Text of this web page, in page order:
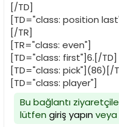
[/TD]
[TD="class: position
[/TR]
[TR="class: even"]
[TD="class: first"]6.[/TD]
[TD="class: pick"](86)[/
[TD="class: player"]
Bu bağlantı
lütfen giriş yapınveya